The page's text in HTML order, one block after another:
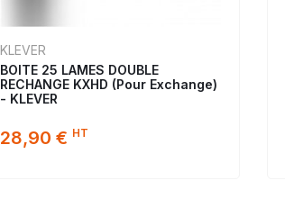
KLEVER
BOITE 25 LAMES DOUBLE
RECHANGE KXHD (Pour Exchange)
- KLEVER
28,90 € HT